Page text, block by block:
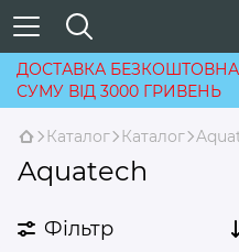
ДОСТАВКА
СУМУ ВІД 3000 ГРИВЕНЬ
Каталог Каталог
Aquatech
Фільтр